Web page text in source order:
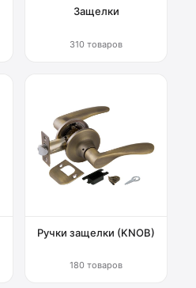
Защелки
310 товаров
Ручки защелки (KNOB)
180 товаров